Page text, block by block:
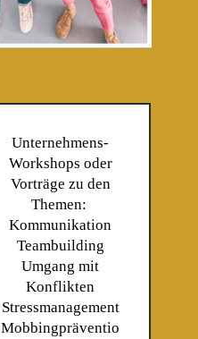
Unternehmens-
Workshops oder
Vorträge zu den
Themen:
Kommunikation
Teambuilding
Umgang mit
Konflikten
Stressmanagement
Mobbingpräventio